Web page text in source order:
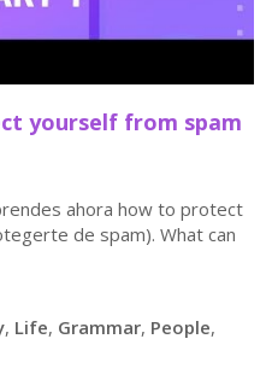
yourself from spam
ahora how to protect
de spam). What can
, Life, Grammar, People,